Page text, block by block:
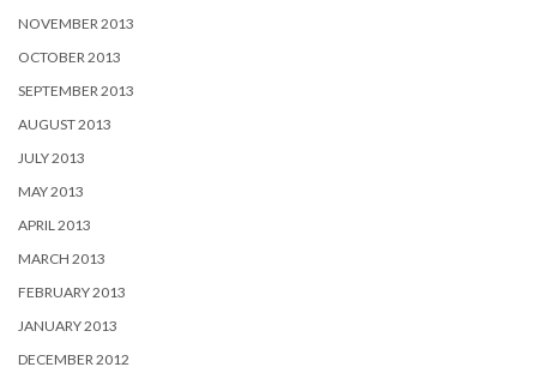
NOVEMBER 2013
OCTOBER 2013
SEPTEMBER 2013
AUGUST 2013
JULY 2013
MAY 2013
APRIL 2013
MARCH 2013
FEBRUARY 2013
JANUARY 2013
DECEMBER 2012